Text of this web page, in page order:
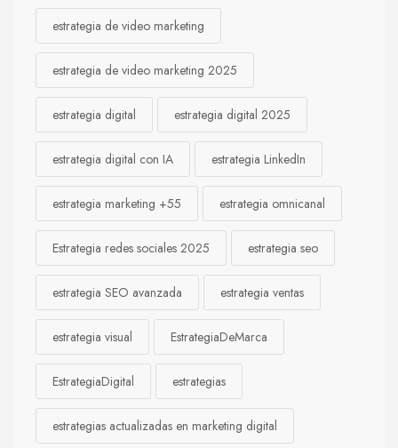
estrategia de video marketing
estrategia de video marketing 2025
estrategia digital estrategia digital 2025
estrategia digital con IA estrategia LinkedIn
estrategia marketing +55 estrategia omnicanal
Estrategia redes sociales 2025 estrategia seo
estrategia SEO avanzada estrategia ventas
estrategia visual EstrategiaDeMarca
EstrategiaDigital estrategias
estrategias actualizadas en marketing digital